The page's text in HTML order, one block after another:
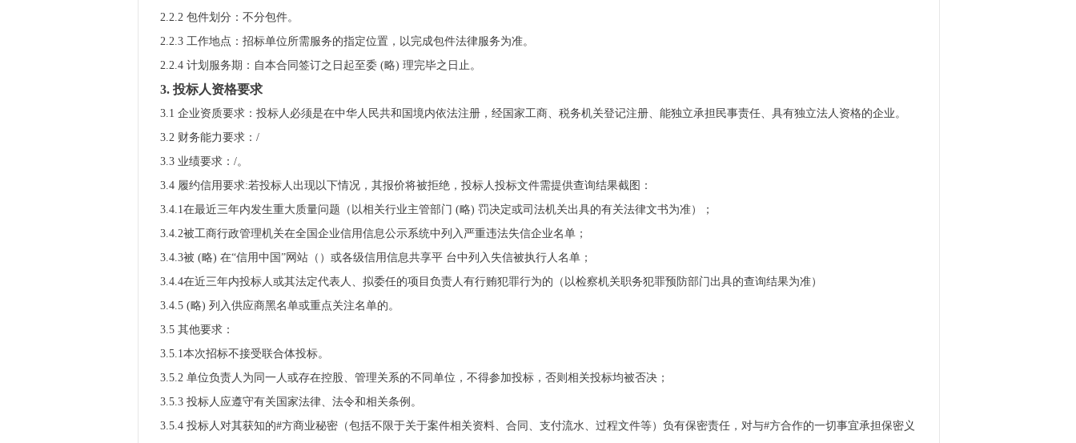
2.2.2 包件划分：不分包件。
2.2.3 工作地点：招标单位所需服务的指定位置，以完成包件法律服务为准。
2.2.4 计划服务期：自本合同签订之日起至委 (略) 理完毕之日止。
3. 投标人资格要求
3.1 企业资质要求：投标人必须是在中华人民共和国境内依法注册，经国家工商、税务机关登记注册、能独立承担民事责任、具有独立法人资格的企业。
3.2 财务能力要求：/
3.3 业绩要求：/。
3.4 履约信用要求:若投标人出现以下情况，其报价将被拒绝，投标人投标文件需提供查询结果截图：
3.4.1在最近三年内发生重大质量问题（以相关行业主管部门 (略) 罚决定或司法机关出具的有关法律文书为准）；
3.4.2被工商行政管理机关在全国企业信用信息公示系统中列入严重违法失信企业名单；
3.4.3被 (略) 在“信用中国”网站（）或各级信用信息共享平 台中列入失信被执行人名单；
3.4.4在近三年内投标人或其法定代表人、拟委任的项目负责人有行贿犯罪行为的（以检察机关职务犯罪预防部门出具的查询结果为准）
3.4.5 (略) 列入供应商黑名单或重点关注名单的。
3.5 其他要求：
3.5.1本次招标不接受联合体投标。
3.5.2 单位负责人为同一人或存在控股、管理关系的不同单位，不得参加投标，否则相关投标均被否决；
3.5.3 投标人应遵守有关国家法律、法令和相关条例。
3.5.4 投标人对其获知的#方商业秘密（包括不限于关于案件相关资料、合同、支付流水、过程文件等）负有保密责任，对与#方合作的一切事宜承担保密义